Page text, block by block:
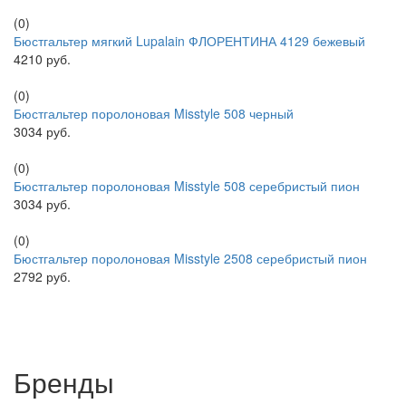
(0)
Бюстгальтер мягкий Lupalain ФЛОРЕНТИНА 4129 бежевый
4210 руб.
(0)
Бюстгальтер поролоновая Misstyle 508 черный
3034 руб.
(0)
Бюстгальтер поролоновая Misstyle 508 серебристый пион
3034 руб.
(0)
Бюстгальтер поролоновая Misstyle 2508 серебристый пион
2792 руб.
Бренды